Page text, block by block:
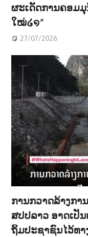
ຜະເດັດການຄອມ
ໃໝ່໒໑”
27/07/2026
ການກວາດລ້າງກ
ສປປລາວ ອາດເປັ
ຖິ້ມປະຊາຊົນໄວ້ທ